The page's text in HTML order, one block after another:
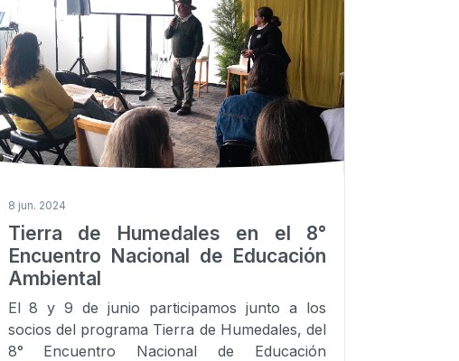
8 jun. 2024
Tierra de Humedales en el 8°
Encuentro Nacional de Educación
Ambiental
El 8 y 9 de junio participamos junto a los
socios del programa Tierra de Humedales, del
8° Encuentro Nacional de Educación